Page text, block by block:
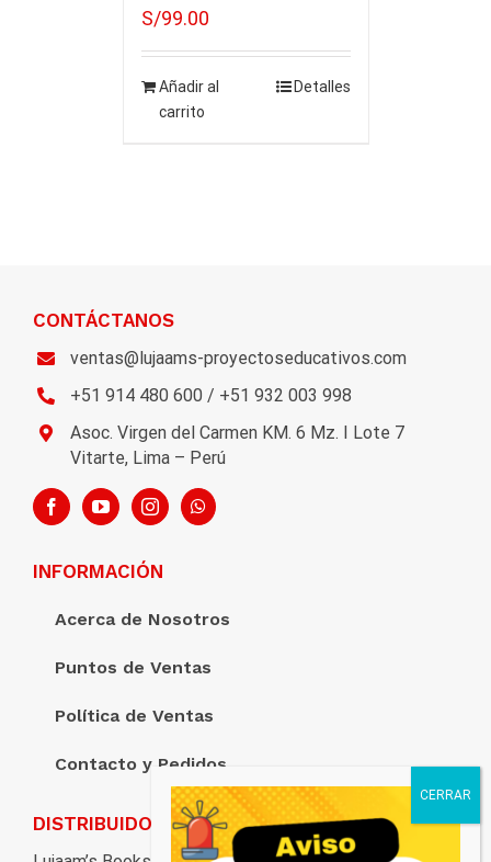
S/99.00
Añadir al
carrito
Detalles
CONTÁCTANOS
ventas@lujaams-proyectoseducativos.com
+51 914 480 600 / +51 932 003 998
Asoc. Virgen del Carmen KM. 6 Mz. I Lote 7
Vitarte, Lima – Perú
INFORMACIÓN
Acerca de Nosotros
Puntos de Ventas
Política de Ventas
Contacto y Pedidos
DISTRIBUIDORA LUJAAM’S